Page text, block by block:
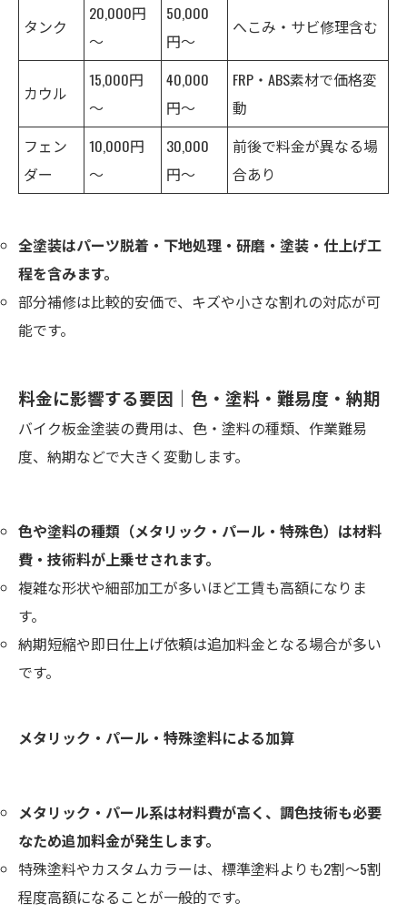
タンク
20,000円
～
50,000
円～
へこみ・サビ修理含む
カウル
15,000円
～
40,000
円～
FRP・ABS素材で価格変
動
フェン
ダー
10,000円
～
30,000
円～
前後で料金が異なる場
合あり
全塗装はパーツ脱着・下地処理・研磨・塗装・仕上げ工
程を含みます。
部分補修は比較的安価で、キズや小さな割れの対応が可
能です。
料金に影響する要因｜色・塗料・難易度・納期
バイク板金塗装の費用は、色・塗料の種類、作業難易
度、納期などで大きく変動します。
色や塗料の種類（メタリック・パール・特殊色）は材料
費・技術料が上乗せされます。
複雑な形状や細部加工が多いほど工賃も高額になりま
す。
納期短縮や即日仕上げ依頼は追加料金となる場合が多い
です。
メタリック・パール・特殊塗料による加算
メタリック・パール系は材料費が高く、調色技術も必要
なため追加料金が発生します。
特殊塗料やカスタムカラーは、標準塗料よりも2割～5割
程度高額になることが一般的です。